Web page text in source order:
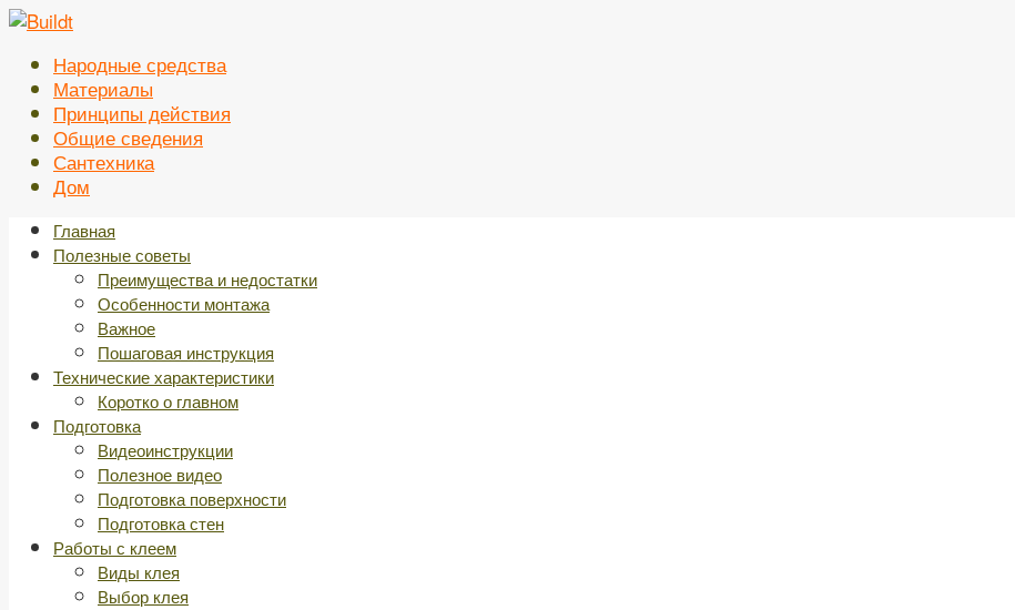
Перейти
контентуНародные средства
Материалы
Принципы действия
Общие сведения
Сантехника
Дом
Главная
Полезные советы
Преимущества и недостатки
Особенности монтажа
Важное
Пошаговая инструкция
Технические характеристики
Коротко о главном
Подготовка
Видеоинструкции
Полезное видео
Подготовка поверхности
Подготовка стен
Работы с клеем
Виды клея
Выбор клея